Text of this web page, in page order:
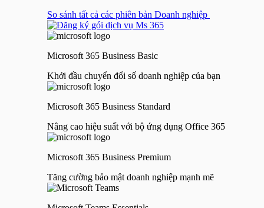
So sánh tất cả các phiên bản Doanh nghiệp
Microsoft 365 Business Basic
Khởi đầu chuyển đổi số doanh nghiệp của bạn
Microsoft 365 Business Standard
Nâng cao hiệu suất với bộ ứng dụng Office 365
Microsoft 365 Business Premium
Tăng cường bảo mật doanh nghiệp mạnh mẽ